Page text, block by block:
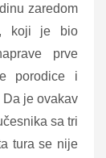
zaredom
koji je bio
prve
porodice i
je ovakav
sa tri
tura se nije